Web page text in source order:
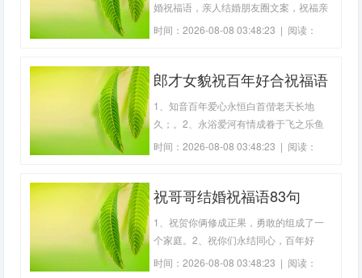
婚祝福语，亲人结婚朋友圈文案，祝福亲
人结婚唯美句子，亲人结婚祝福诗句，中
缘，白首成约。新婚快乐！2、作为长
但是我相
时间：2026-08-08 03:48:23 | 阅读：
郎才女貌祝百年好合祝福语
新婚快乐百年好合祝(24句)
1、知音百年爱心永恒白首偕老天长地
久；。2、永浴爱河有情成眷于飞之乐鱼
水相谐玉树琼枝。3、爱海无际 爱情永固
鸣戒旦 诗题红叶 天地配合 成双成业。6、
7、
时间：2026-08-08 03:48:23 | 阅读：
祝哥哥结婚祝福语83句
1、祝贺你俩修成正果，勇敢的组成了一
个家庭。2、祝你们永结同心，百年好
合！新婚愉快，甜甜蜜蜜！3、祝愿，祝
时间：2026-08-08 03:48:23 | 阅读：